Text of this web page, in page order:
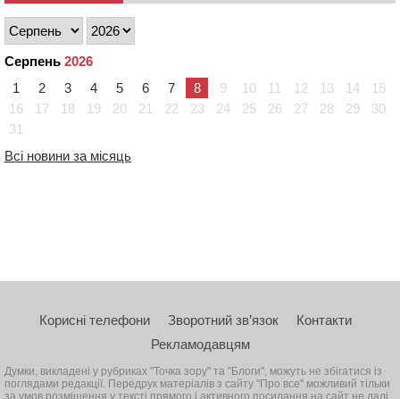
Серпень 2026
1
2 3 4 5 6 7 8 9 10 11 12 13 14
15
16
17 18 19 20 21 22 23 24 25 26 27 28 29
30
31
Всі новини за місяць
Корисні телефони Зворотний зв’язок
Контакти
Рекламодавцям
Думки, викладені у рубриках "Точка зору" та "Блоги", можуть не збігатися із
поглядами редакції. Передрук матеріалів з сайту "Про все" можливий тільки
за умов розміщення у тексті прямого і активного посилання на сайт не далі